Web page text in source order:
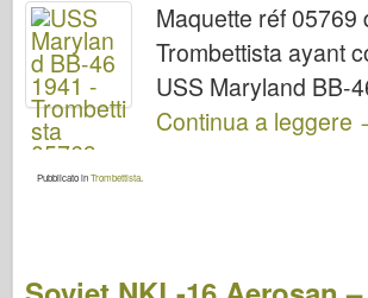
Maquette réf 05769
Trombettista ayant
USS Maryland BB-
Continua a leggere
Pubblicato inTrombettista